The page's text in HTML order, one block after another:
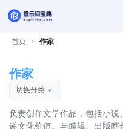
首页 作家
作家
切换分类
负责创作文学作品，包括小
递文化价值。与编辑、出版